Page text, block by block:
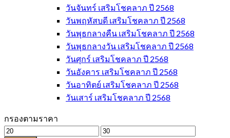
วันจันทร์ เสริมโชคลาภ ปี 2568
วันพฤหัสบดี เสริมโชคลาภ ปี 2568
วันพุธกลางคืน เสริมโชคลาภ ปี 2568
วันพุธกลางวัน เสริมโชคลาภ ปี 2568
วันศุกร์ เสริมโชคลาภ ปี 2568
วันอังคาร เสริมโชคลาภ ปี 2568
วันอาทิตย์ เสริมโชคลาภ ปี 2568
วันเสาร์ เสริมโชคลาภ ปี 2568
กรองตามราคา
ราคา
ราคา